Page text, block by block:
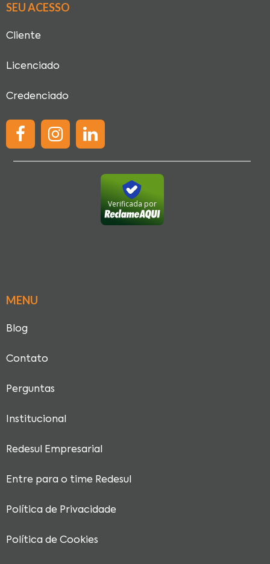
SEU ACESSO
Cliente
Licenciado
Credenciado
Verificada por
MENU
Blog
Contato
Perguntas
Institucional
Redesul Empresarial
Entre para o time Redesul
Política de Privacidade
Política de Cookies